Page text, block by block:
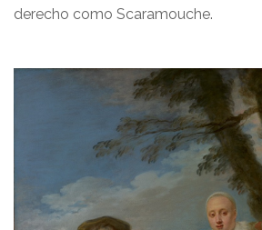
derecho como Scaramouche.